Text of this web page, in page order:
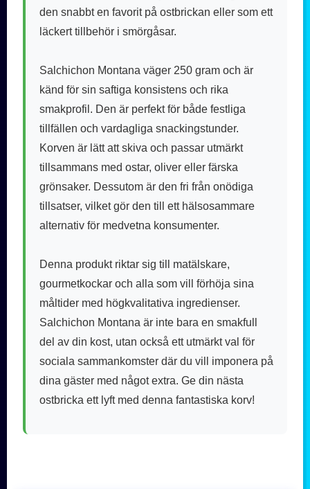
den snabbt en favorit på ostbrickan eller som ett
läckert tillbehör i smörgåsar.
Salchichon Montana väger 250 gram och är
känd för sin saftiga konsistens och rika
smakprofil. Den är perfekt för både festliga
tillfällen och vardagliga snackingstunder.
Korven är lätt att skiva och passar utmärkt
tillsammans med ostar, oliver eller färska
grönsaker. Dessutom är den fri från onödiga
tillsatser, vilket gör den till ett hälsosammare
alternativ för medvetna konsumenter.
Denna produkt riktar sig till matälskare,
gourmetkockar och alla som vill förhöja sina
måltider med högkvalitativa ingredienser.
Salchichon Montana är inte bara en smakfull
del av din kost, utan också ett utmärkt val för
sociala sammankomster där du vill imponera på
dina gäster med något extra. Ge din nästa
ostbricka ett lyft med denna fantastiska korv!